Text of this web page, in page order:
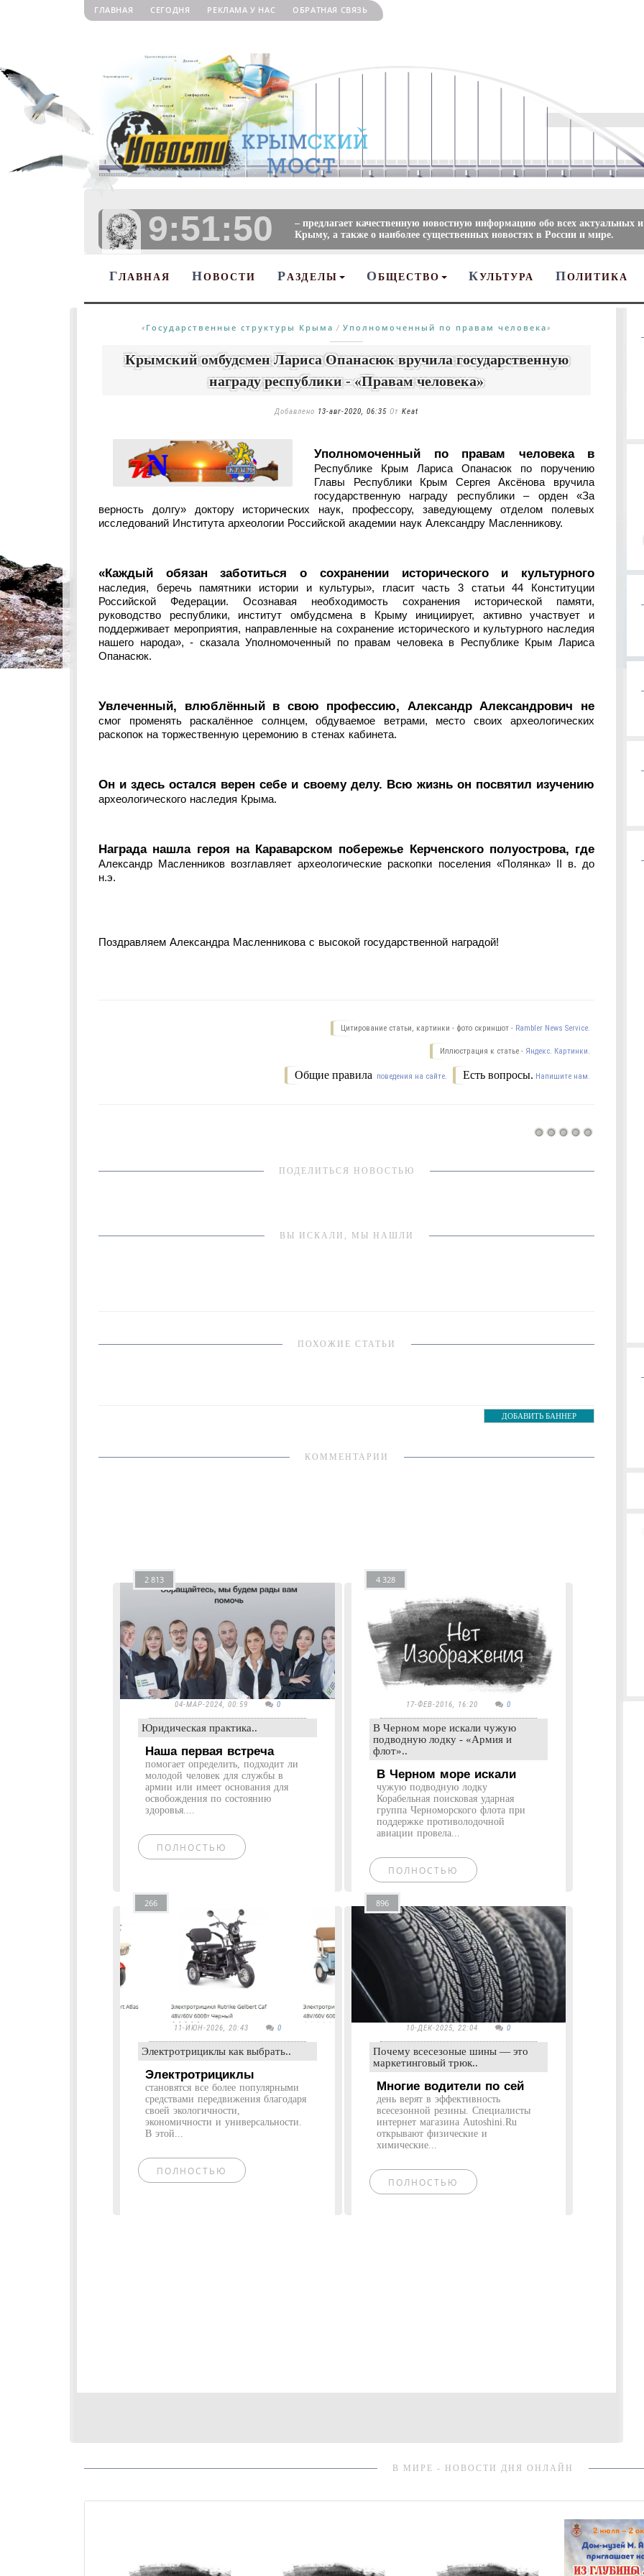
ГЛАВНАЯ СЕГОДНЯ РЕКЛАМА У НАС ОБРАТНАЯ СВЯЗЬ
9:51:51
– предлагает качественную новостную информацию обо всех актуальных
Крыму, а также о наиболее существенных новостях в России и мире.
ГЛАВНАЯ НОВОСТИ Р АЗДЕЛЫ О БЩЕСТВО КУЛЬТУРА ПОЛИТИКА
« Государственные структуры Крыма / Уполномоченный по правам человека»
Крымский омбудсмен Лариса Опанасюк вручила государственную
награду республики - «Правам человека»
Добавлено 13-авг-2020, 06:35 От Keat
Уполномоченный по правам человека в
Республике Крым Лариса Опанасюк по поручению
Главы Республики Крым Сергея Аксёнова вручила
государственную награду республики – орден «За
верность долгу» доктору исторических наук, профессору, заведующему отделом полевых
исследований Института археологии Российской академии наук Александру Масленникову.
«Каждый обязан заботиться о сохранении исторического и культурного
наследия, беречь памятники истории и культуры», гласит часть 3 статьи 44 Конституции
Российской Федерации. Осознавая необходимость сохранения исторической памяти,
руководство республики, институт омбудсмена в Крыму инициирует, активно участвует и
поддерживает мероприятия, направленные на сохранение исторического и культурного наследия
нашего народа», - сказала Уполномоченный по правам человека в Республике Крым Лариса
Опанасюк.
Увлеченный, влюблённый в свою профессию, Александр Александрович не
смог променять раскалённое солнцем, обдуваемое ветрами, место своих археологических
раскопок на торжественную церемонию в стенах кабинета.
Он и здесь остался верен себе и своему делу. Всю жизнь он посвятил изучению
археологического наследия Крыма.
Награда нашла героя на Караварском побережье Керченского полуострова, где
Александр Масленников возглавляет археологические раскопки поселения «Полянка» II в. до
н.э.
Поздравляем Александра Масленникова с высокой государственной наградой!
Цитирование статьи, картинки - фото скриншот - Rambler News Service.
Иллюстрация к статье - Яндекс. Картинки.
Есть вопросы. Напишите нам.
Общие правила поведения на сайте.
ПОДЕЛИТЬСЯ НОВОСТЬЮ
ВЫ ИСКАЛИ, МЫ НАШЛИ
ПОХОЖИЕ СТАТЬИ
ДОБАВИТЬ БАННЕР
КОММЕНТАРИИ
2 813
04-МАР-2024, 00:59 0
Юридическая практика..
Наша первая встреча
помогает определить, подходит ли
молодой человек для службы в
армии или имеет основания для
освобождения по состоянию
здоровья....
ПОЛНОСТЬЮ
4 328
17-ФЕВ-2016, 16:20 0
В Черном море искали чужую
подводную лодку - «Армия и
флот»..
В Черном море искали
чужую подводную лодку
Корабельная поисковая ударная
группа Черноморского флота при
поддержке противолодочной
авиации провела...
ПОЛНОСТЬЮ
266
11-ИЮН-2026, 20:43 0
Электротрициклы как выбрать..
Электротрициклы
становятся все более популярными
средствами передвижения благодаря
своей экологичности,
экономичности и универсальности.
В этой...
ПОЛНОСТЬЮ
896
10-ДЕК-2025, 22:04 0
Почему всесезоные шины — это
маркетинговый трюк..
Многие водители по сей
день верят в эффективность
всесезонной резины. Специалисты
интернет магазина Autoshini.Ru
открывают физические и
химические...
ПОЛНОСТЬЮ
В МИРЕ - НОВОСТИ ДНЯ ОНЛАЙН